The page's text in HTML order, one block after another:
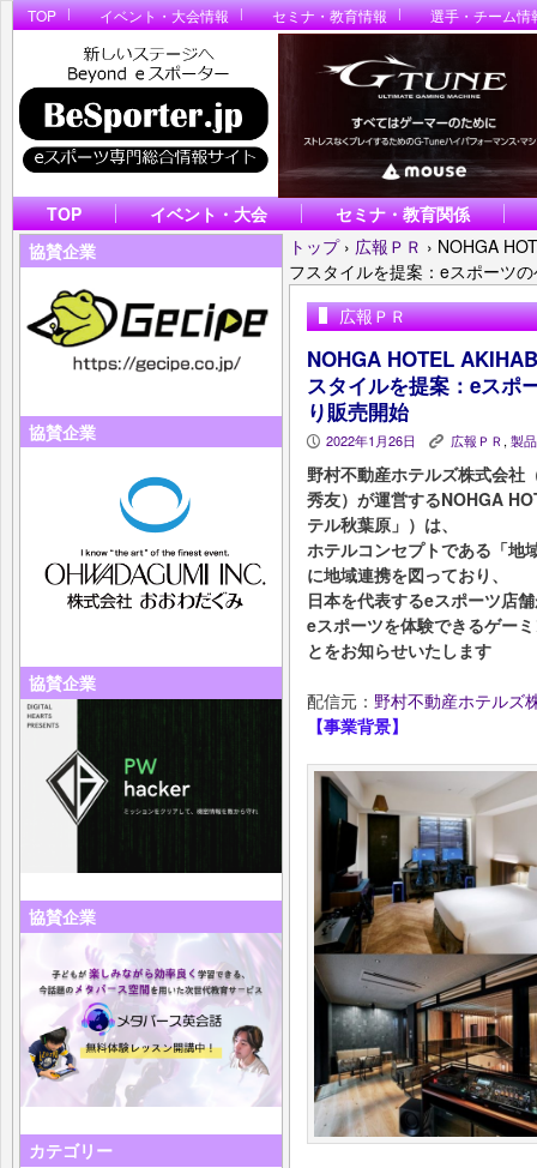
TOP イベント・大会情報 セミナ・教育情報 選手・チーム情
TOP イベント・大会
セミナ・教育関係
協賛企業
協賛企業
協賛企業
協賛企業
カテゴリー
トップ › 広報ＰＲ › NOHGA
フスタイルを提案：eスポーツ
広報ＰＲ
NOHGA HOTEL
スタイルを提案：eスポ
り販売開始
P 2022年1月26日 K 広報ＰＲ,製
野村不動産ホテルズ株式会社
秀友）が運営するNOHGA
テル秋葉原」）は、
ホテルコンセプトである「地
に地域連携を図っており、
日本を代表するeスポーツ店
eスポーツを体験できるゲー
とをお知らせいたします
配信元： 野村不動産ホテルズ
【事業背景】